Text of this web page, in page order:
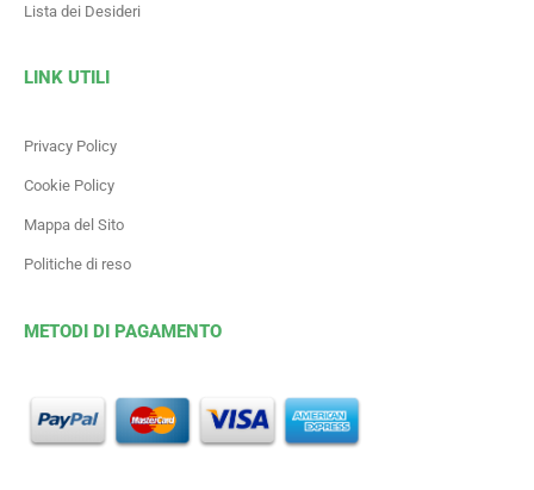
Lista dei Desideri
LINK UTILI
Privacy Policy
Cookie Policy
Mappa del Sito
Politiche di reso
METODI DI PAGAMENTO